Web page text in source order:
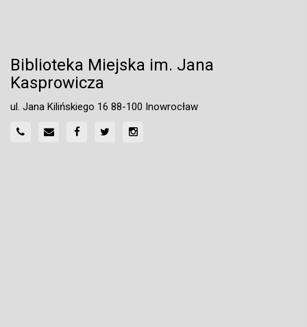
Biblioteka Miejska im. Jana
Kasprowicza
ul. Jana Kilińskiego 16 88-100 Inowrocław